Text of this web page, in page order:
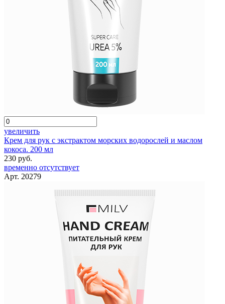
увеличить
Крем для рук с экстрактом морских водорослей и маслом
кокоса. 200 мл
230 руб.
временно отсутствует
Арт. 20279